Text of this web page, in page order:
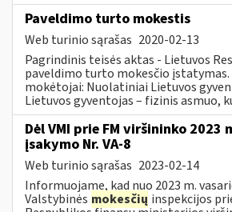
Paveldimo turto mokestis
Web turinio sąrašas 2020-02-13
Pagrindinis teisės aktas - Lietuvos
paveldimo turto mokesčio įstatymas.
mokėtojai: Nuolatiniai Lietuvos
Lietuvos gyventojas – fizinis asmuo,
Dėl VMI prie FM viršininko 2023
įsakymo Nr. VA-8
Web turinio sąrašas 2023-02-14
Informuojame, kad nuo 2023 m.
Valstybinės mokesčių inspekcijos